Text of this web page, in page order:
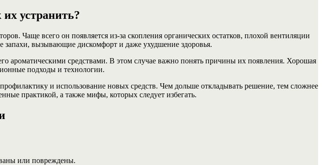
устранить?
Чаще всего он появляется из-за скопления органических остатков, плохой вентиляции
запахи, вызывающие дискомфорт и даже ухудшение здоровья.
ароматическими средствами. В этом случае важно понять причины их появления. Хорошая
подходы и технологии.
и использование новых средств. Чем дольше откладывать решение, тем сложнее
практикой, а также мифы, которых следует избегать.
или повреждены.